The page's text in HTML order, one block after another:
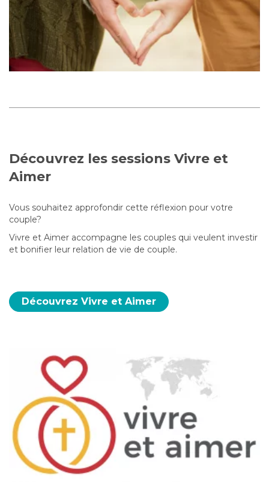
Découvrez les sessions Vivre et
Aimer
Vous souhaitez approfondir cette réflexion pour votre
couple?
Vivre et Aimer accompagne les couples qui veulent investir
et bonifier leur relation de vie de couple.
Découvrez Vivre et Aimer